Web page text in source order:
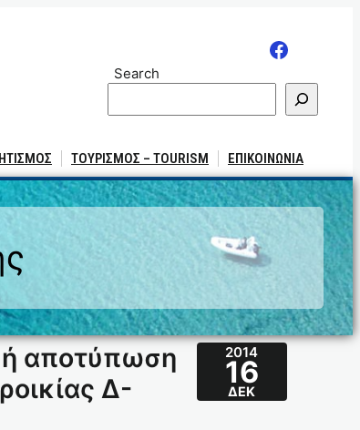
Search
ΤΟΥΡΙΣΜΟΣ – TOURISM ΕΠΙΚΟΙΝΩΝΙΑ
αποτύπωση
Δ-
2014
16
ΔΕΚ